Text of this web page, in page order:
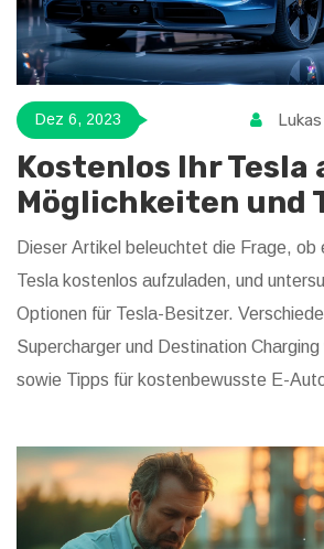
Dez 6, 2023
Kostenlos Ihr Tesla
Möglichkeiten und
Dieser Artikel beleuchtet die Frage, ob
Tesla kostenlos aufzuladen, und
Optionen für Tesla-Besitzer.
Supercharger und Destination
sowie Tipps für kostenbewusste E-
Empfehlungsprogrammen und
kostenlose Lademöglichkeiten finden